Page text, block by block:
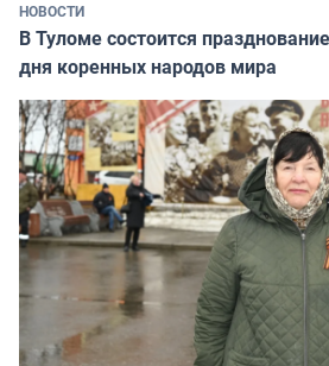
НОВОСТИ
В Туломе состоится
дня коренных народов мира